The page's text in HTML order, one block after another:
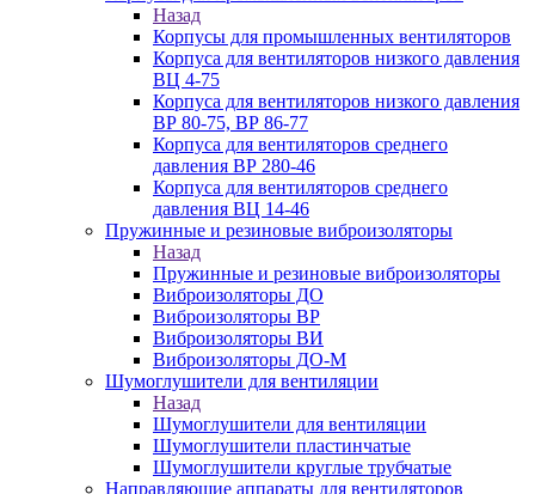
Назад
Корпусы для промышленных вентиляторов
Корпуса для вентиляторов низкого давления
ВЦ 4-75
Корпуса для вентиляторов низкого давления
ВР 80-75, ВР 86-77
Корпуса для вентиляторов среднего
давления ВР 280-46
Корпуса для вентиляторов среднего
давления ВЦ 14-46
Пружинные и резиновые виброизоляторы
Назад
Пружинные и резиновые виброизоляторы
Виброизоляторы ДО
Виброизоляторы ВР
Виброизоляторы ВИ
Виброизоляторы ДО-М
Шумоглушители для вентиляции
Назад
Шумоглушители для вентиляции
Шумоглушители пластинчатые
Шумоглушители круглые трубчатые
Направляющие аппараты для вентиляторов